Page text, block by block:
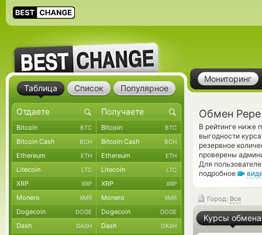
Мониторинг
Обмен
В рейтинге ниже
выгодности
резервное
проверены
Для
подробное
Город: Все
Курсы обмена
Таблица Список Популярное
Bitcoin BTC Bitcoin BTC
Bitcoin Cash BCH Bitcoin Cash BCH
Ethereum ETH Ethereum ETH
Litecoin LTC Litecoin LTC
XRP XRP XRP XRP
Monero XMR Monero XMR
Dogecoin DOGE Dogecoin DOGE
Dash DASH Dash DASH